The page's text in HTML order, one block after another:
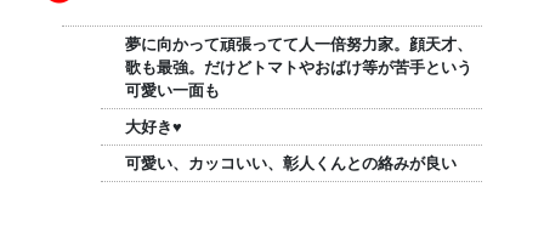
夢に向かって頑張ってて人一倍努力家。顔天才、
歌も最強。だけどトマトやおばけ等が苦手という
可愛い一面も
大好き♥
可愛い、カッコいい、彰人くんとの絡みが良い